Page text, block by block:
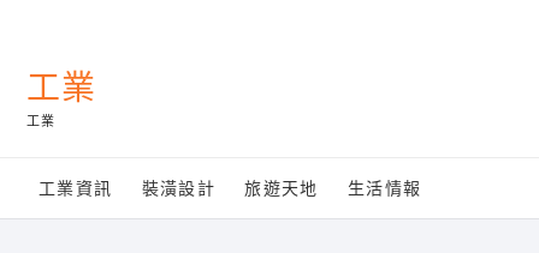
content工業
工業
工業資訊 裝潢設計 旅遊天地 生活情報